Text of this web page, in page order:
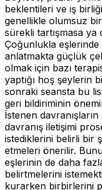
beklentileri ve iş
genellikle olumsuz
sürekli tartışmasa ya
Çoğunlukla eşlerinde
anlatmakta güçlük
olmak için bazı
yaptığı hoş şeylerin
sonraki seansta bu
geri bildiriminin
İstenen davranışların
davranış iletişimi
istediklerini belirli bir
etmeleri önerilir.
eşlerinin de daha
belirtmelerini
kurarken birbirlerini